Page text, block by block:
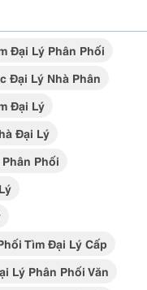
Đại Lý Phân Phối
Đại Lý Nhà Phân
Đại Lý
Đại Lý
Phối
Tìm Đại Lý Cấp
Lý Phân Phối Văn